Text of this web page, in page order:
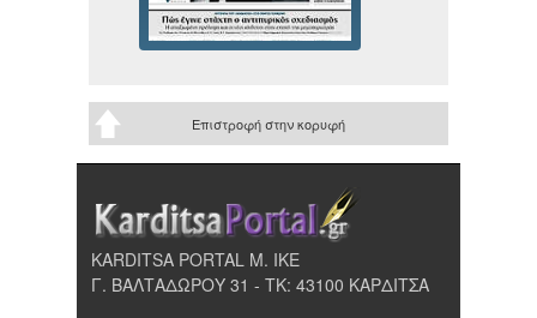
Επιστροφή στην κορυφή
KARDITSA PORTAL Μ. ΙΚΕ
Γ. ΒΑΛΤΑΔΩΡΟΥ 31 - ΤΚ: 43100 ΚΑΡΔΙΤΣΑ